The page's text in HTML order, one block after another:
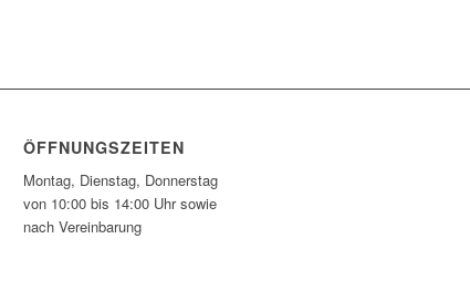
ÖFFNUNGSZEITEN
Montag, Dienstag, Donnerstag
von 10:00 bis 14:00 Uhr sowie
nach Vereinbarung